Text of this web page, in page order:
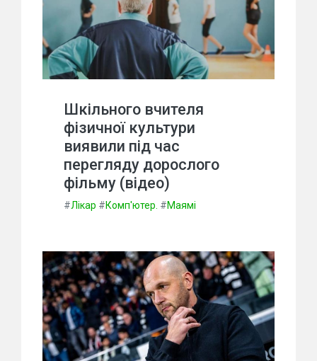
Шкільного вчителя
фізичної культури
виявили під час
перегляду дорослого
фільму (відео)
#Лікар #Комп'ютер. #Маямі